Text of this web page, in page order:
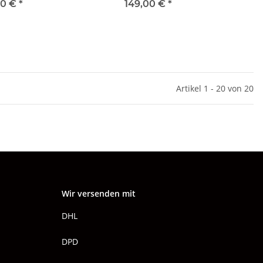
1.6 - ggf. 75+116 1.6
€ *
149,00 € *
Artikel 1 - 20 von 20
Wir versenden mit
DHL
DPD